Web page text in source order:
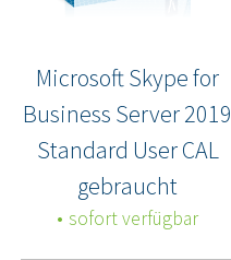
Microsoft Skype for
Business Server 2019
Standard User CAL
gebraucht
sofort verfügbar